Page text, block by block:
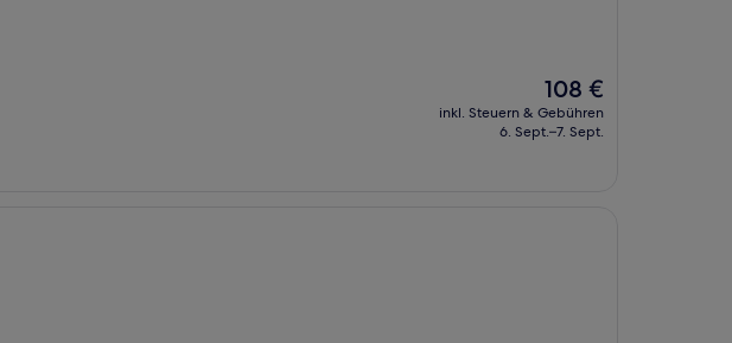
Der
Preis
beträgt
108 €
inkl. Steuern & Gebühren
6. Sept.–7. Sept.